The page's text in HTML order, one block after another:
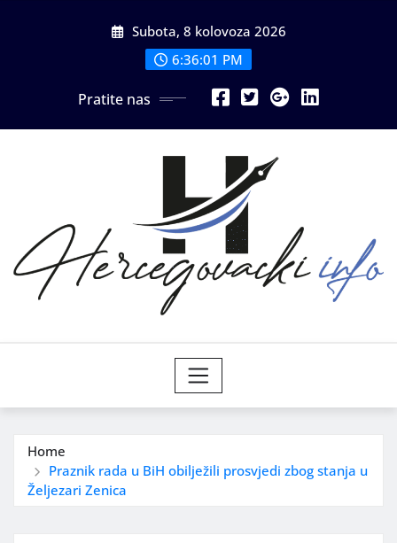
Subota, 8 kolovoza 2026
6:36:03 PM
Pratite nas
Home
Praznik rada u BiH obilježili prosvjedi zbog stanja u
Željezari Zenica